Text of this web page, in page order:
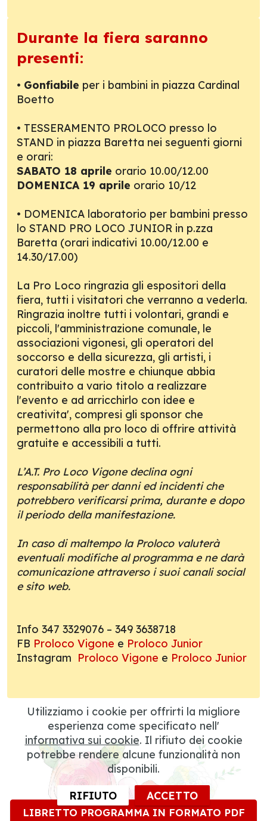
Durante la fiera saranno
presenti:
• Gonfiabile per i bambini in piazza Cardinal
Boetto
• TESSERAMENTO PROLOCO presso lo
STAND in piazza Baretta nei seguenti giorni
e orari:
SABATO 18 aprile orario 10.00/12.00
DOMENICA 19 aprile orario 10/12
• DOMENICA laboratorio per bambini presso
lo STAND PRO LOCO JUNIOR in p.zza
Baretta (orari indicativi 10.00/12.00 e
14.30/17.00)
La Pro Loco ringrazia gli espositori della
fiera, tutti i visitatori che verranno a vederla.
Ringrazia inoltre tutti i volontari, grandi e
piccoli, l'amministrazione comunale, le
associazioni vigonesi, gli operatori del
soccorso e della sicurezza, gli artisti, i
curatori delle mostre e chiunque abbia
contribuito a vario titolo a realizzare
l'evento e ad arricchirlo con idee e
creativita', compresi gli sponsor che
permettono alla pro loco di offrire attività
gratuite e accessibili a tutti.
L’A.T. Pro Loco Vigone declina ogni
responsabilità per danni ed incidenti che
potrebbero verificarsi prima, durante e dopo
il periodo della manifestazione.
In caso di maltempo la Proloco valuterà
eventuali modifiche al programma e ne darà
comunicazione attraverso i suoi canali social
e sito web.
Info 347 3329076 – 349 3638718
FB Proloco Vigone e Proloco Junior
Instagram Proloco Vigone e Proloco Junior
LIBRETTO PROGRAMMA IN FORMATO PDF
Utilizziamo i cookie per offrirti la migliore
esperienza come specificato nell'
informativa sui cookie. Il rifiuto dei cookie
potrebbe rendere alcune funzionalità non
disponibili.
RIFIUTO ACCETTO